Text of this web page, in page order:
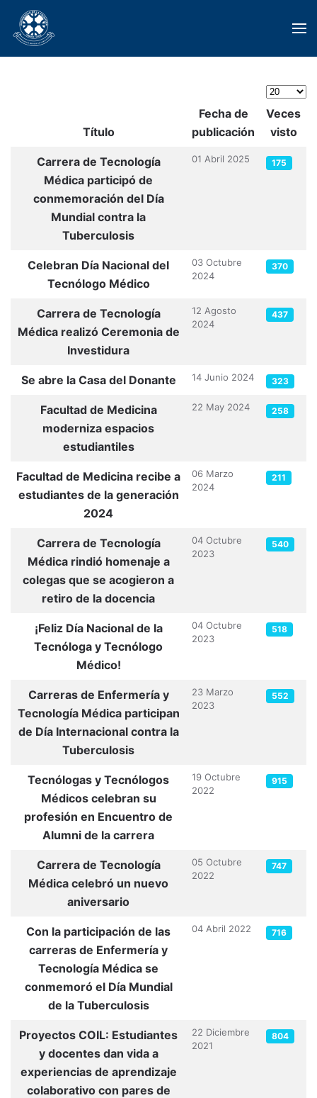
Skip to main content
Cantidad
Artículos
Título
Fecha de
publicación
Veces
visto
Carrera de Tecnología
Médica participó de
conmemoración del Día
Mundial contra la
Tuberculosis
01 Abril 2025 175
Celebran Día Nacional del
Tecnólogo Médico
03 Octubre
2024
370
Carrera de Tecnología
Médica realizó Ceremonia de
Investidura
12 Agosto
2024
437
Se abre la Casa del Donante 14 Junio 2024 323
Facultad de Medicina
moderniza espacios
estudiantiles
22 May 2024 258
Facultad de Medicina recibe a
estudiantes de la generación
2024
06 Marzo
2024
211
Carrera de Tecnología
Médica rindió homenaje a
colegas que se acogieron a
retiro de la docencia
04 Octubre
2023
540
¡Feliz Día Nacional de la
Tecnóloga y Tecnólogo
Médico!
04 Octubre
2023
518
Carreras de Enfermería y
Tecnología Médica participan
de Día Internacional contra la
Tuberculosis
23 Marzo
2023
552
Tecnólogas y Tecnólogos
Médicos celebran su
profesión en Encuentro de
Alumni de la carrera
19 Octubre
2022
915
Carrera de Tecnología
Médica celebró un nuevo
aniversario
05 Octubre
2022
747
Con la participación de las
carreras de Enfermería y
Tecnología Médica se
conmemoró el Día Mundial
de la Tuberculosis
04 Abril 2022 716
Proyectos COIL: Estudiantes
y docentes dan vida a
experiencias de aprendizaje
colaborativo con pares de
22 Diciembre
2021
804